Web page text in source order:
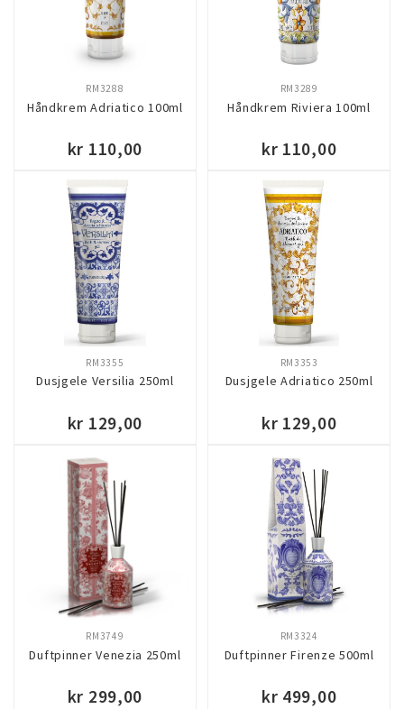
Håndkrem Adriatico 100ml
RM3288
kr 110,00
Håndkrem Riviera 100ml
RM3289
kr 110,00
Dusjgele Versilia 250ml
RM3355
kr 129,00
Dusjgele Adriatico 250ml
RM3353
kr 129,00
Duftpinner Venezia 250ml
RM3749
kr 299,00
Duftpinner Firenze 500ml
RM3324
kr 499,00